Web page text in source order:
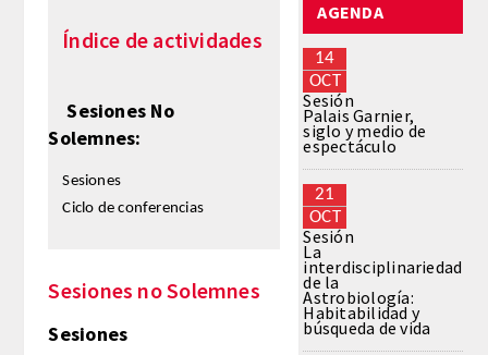
ESTATUTOS
REGLAMENTO
ACADÉMICOS
SECCIONES
Índice de actividades
Sesiones No
Solemnes:
Sesiones
Ciclo de conferencias
Sesiones no Solemnes
Sesiones
AGENDA
14
OCT
Sesión
Palais Garnier,
siglo y medio de
espectáculo
21
OCT
Sesión
La
interdisciplinariedad
de la
Astrobiología:
Habitabilidad y
búsqueda de vida